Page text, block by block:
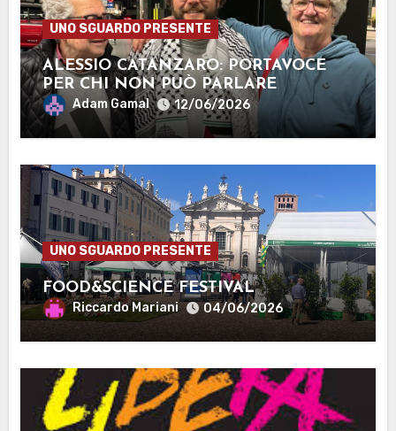
UNO SGUARDO PRESENTE
ALESSIO CATANZARO: PORTAVOCE
PER CHI NON PUÒ PARLARE
Adam Gamal 12/06/2026
UNO SGUARDO PRESENTE
FOOD&SCIENCE FESTIVAL
Riccardo Mariani 04/06/2026